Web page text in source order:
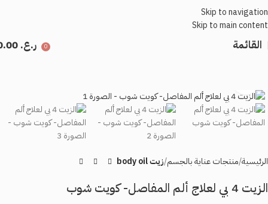
Skip to navigation
Skip to main content
القائمة 0 ر.ع.
الرئيسية منتجات عناية بالجسم زيت body oil
الزيت 4 بي لعلاج ألم المفاصل- كويت شوب